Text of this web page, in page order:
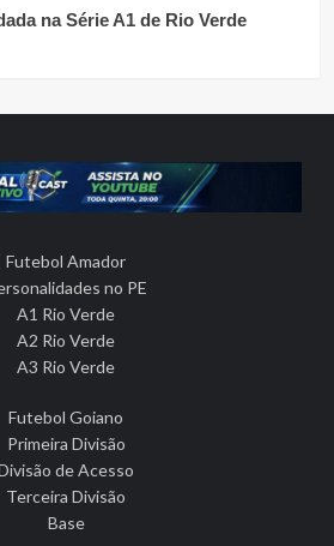
na Série A1 de Rio Verde
Futebol Amador
no PE
A1 Rio Verde
A2 Rio Verde
A3 Rio Verde
Futebol Goiano
Primeira Divisão
de Acesso
Terceira Divisão
Base